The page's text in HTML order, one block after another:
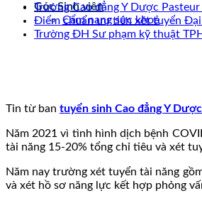
Góc Sinh viên
Cẩm nang sức khoẻ
Trường Cao đẳng Y Dược
Điểm chuẩn ưu tiên xét tuyển
Trường ĐH Sư phạm kỹ thuật
Tin từ ban tuyển sinh Cao đẳng Y
Năm 2021 vì tình hình dịch bệnh
tài năng 15-20% tổng chỉ tiêu và xét
Năm nay trường xét tuyển tài năng
và xét hồ sơ năng lực kết hợp phỏng